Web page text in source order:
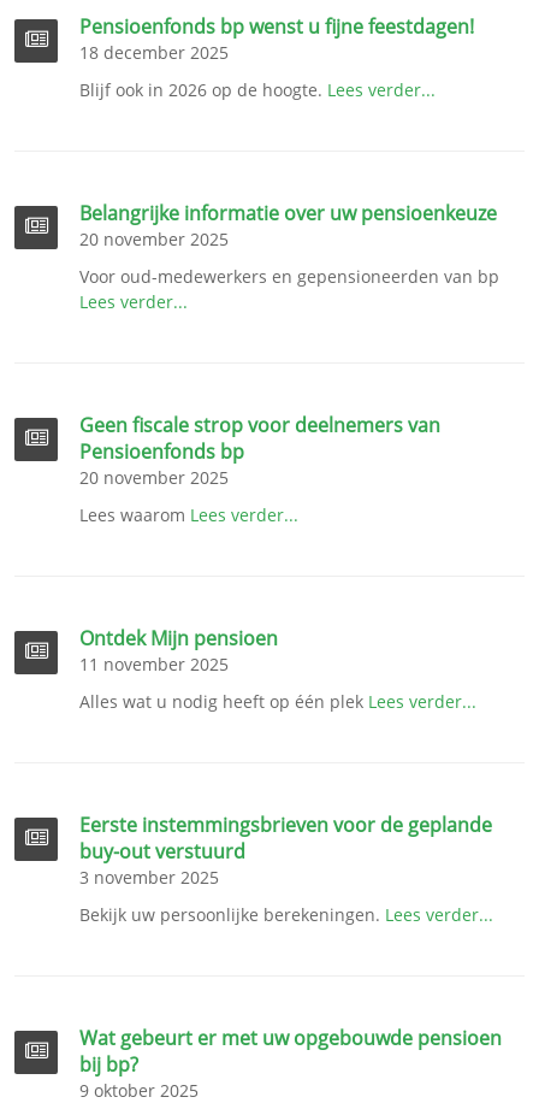
Pensioenfonds bp wenst u fijne feestdagen!
18 december 2025
Blijf ook in 2026 op de hoogte. Lees verder...
Belangrijke informatie over uw pensioenkeuze
20 november 2025
Voor oud-medewerkers en gepensioneerden van bp
Lees verder...
Geen fiscale strop voor deelnemers van
Pensioenfonds bp
20 november 2025
Lees waarom Lees verder...
Ontdek Mijn pensioen
11 november 2025
Alles wat u nodig heeft op één plek Lees verder...
Eerste instemmingsbrieven voor de geplande
buy-out verstuurd
3 november 2025
Bekijk uw persoonlijke berekeningen. Lees verder...
Wat gebeurt er met uw opgebouwde pensioen
bij bp?
9 oktober 2025